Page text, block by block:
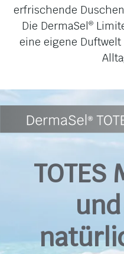
Verpackung.
erfrischende
Die DermaSel®
eine eigene
TOTES